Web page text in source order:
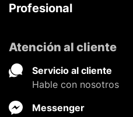
Profesional
Atención al cliente
Servicio al cliente
Hable con nosotros
Messenger